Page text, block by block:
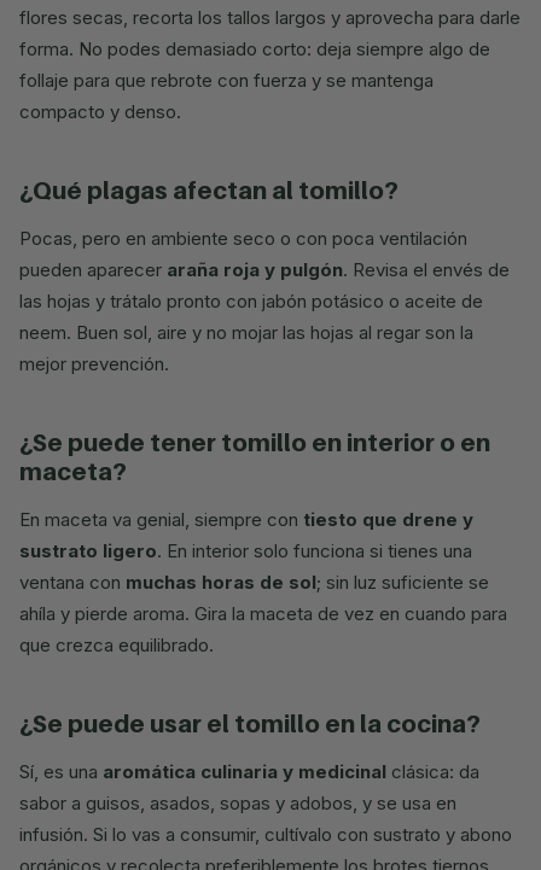
flores secas, recorta los tallos largos y aprovecha para darle
forma. No podes demasiado corto: deja siempre algo de
follaje para que rebrote con fuerza y se mantenga
compacto y denso.
¿qué plagas afectan al tomillo?
Pocas, pero en ambiente seco o con poca ventilación
pueden aparecer araña roja y pulgón. Revisa el envés de
las hojas y trátalo pronto con jabón potásico o aceite de
neem. Buen sol, aire y no mojar las hojas al regar son la
mejor prevención.
¿se puede tener tomillo en interior o en
maceta?
En maceta va genial, siempre con tiesto que drene y
sustrato ligero. En interior solo funciona si tienes una
ventana con muchas horas de sol; sin luz suficiente se
ahíla y pierde aroma. Gira la maceta de vez en cuando para
que crezca equilibrado.
¿se puede usar el tomillo en la cocina?
Sí, es una aromática culinaria y medicinal clásica: da
sabor a guisos, asados, sopas y adobos, y se usa en
infusión. Si lo vas a consumir, cultívalo con sustrato y abono